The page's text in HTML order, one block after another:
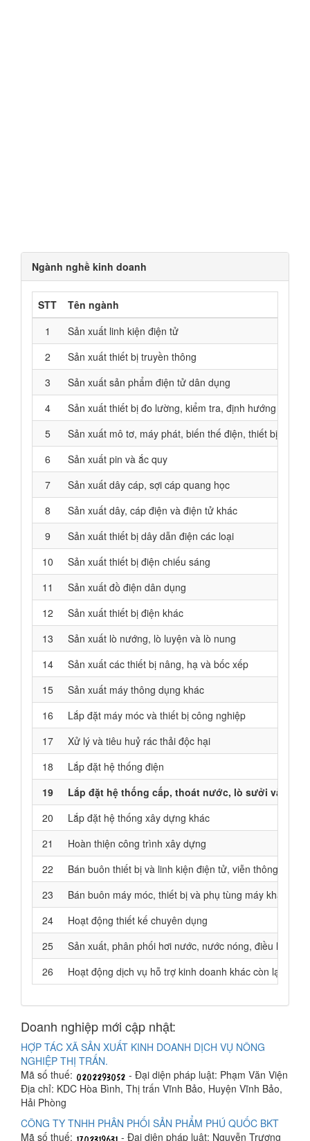
Ngành nghề kinh doanh
STT
Tên ngành
1
Sản xuất linh kiện điện tử
2
Sản xuất thiết bị truyền thông
3
Sản xuất sản phẩm điện tử dân dụng
4
Sản xuất thiết bị đo lường, kiểm tra, định hướng và
5
Sản xuất mô tơ, máy phát, biến thế điện, thiết bị phân
6
Sản xuất pin và ắc quy
7
Sản xuất dây cáp, sợi cáp quang học
8
Sản xuất dây, cáp điện và điện tử khác
9
Sản xuất thiết bị dây dẫn điện các loại
10
Sản xuất thiết bị điện chiếu sáng
11
Sản xuất đồ điện dân dụng
12
Sản xuất thiết bị điện khác
13
Sản xuất lò nướng, lò luyện và lò nung
14
Sản xuất các thiết bị nâng, hạ và bốc xếp
15
Sản xuất máy thông dụng khác
16
Lắp đặt máy móc và thiết bị công nghiệp
17
Xử lý và tiêu huỷ rác thải độc hại
18
Lắp đặt hệ thống điện
19
Lắp đặt hệ thống cấp, thoát nước, lò sưởi và điều
20
Lắp đặt hệ thống xây dựng khác
21
Hoàn thiện công trình xây dựng
22
Bán buôn thiết bị và linh kiện điện tử, viễn thông
23
Bán buôn máy móc, thiết bị và phụ tùng máy khác
24
Hoạt động thiết kế chuyên dụng
25
Sản xuất, phân phối hơi nước, nước nóng, điều hoà
26
Hoạt động dịch vụ hỗ trợ kinh doanh khác còn lại
Doanh nghiệp mới cập nhật:
HỢP TÁC XÃ SẢN XUẤT KINH DOANH DỊCH VỤ NÔNG
NGHIỆP THỊ TRẤN.
Mã số thuế:
- Đại diện pháp luật: Phạm Văn Viện
Địa chỉ: KDC Hòa Bình, Thị trấn Vĩnh Bảo, Huyện Vĩnh Bảo,
Hải Phòng
CÔNG TY TNHH PHÂN PHỐI SẢN PHẨM PHÚ QUỐC BKT
Mã số thuế:
- Đại diện pháp luật: Nguyễn Trương